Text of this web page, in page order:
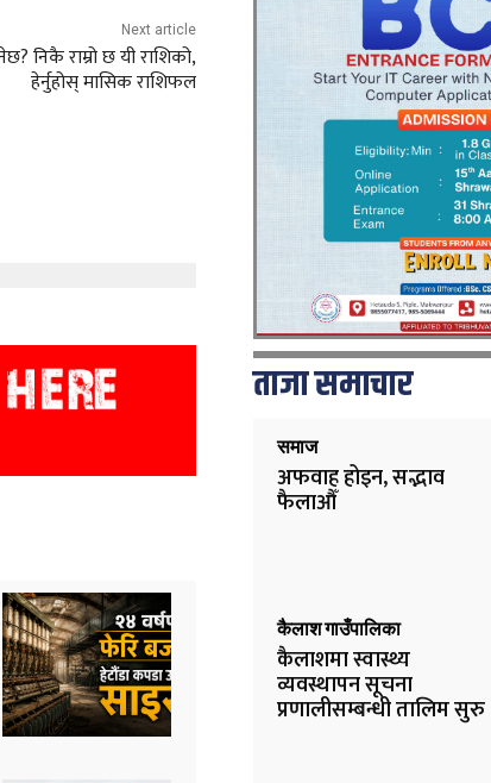
Next article
निकै राम्रो छ यी राशिको,
हेर्नुहोस् मासिक राशिफल
ताजा समाचार
समाज
अफवाह होइन, सद्भाव
फैलाऔँ
कैलाश गाउँपालिका
कैलाशमा स्वास्थ्य
व्यवस्थापन सूचना
प्रणालीसम्बन्धी तालिम सुरु